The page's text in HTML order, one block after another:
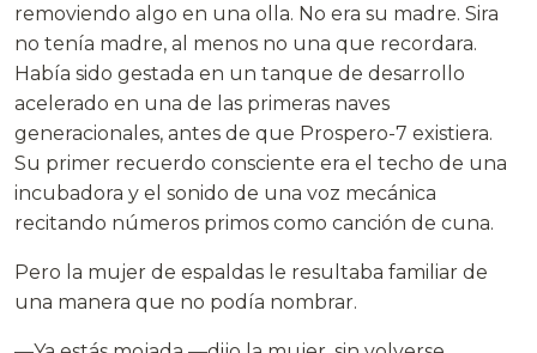
removiendo algo en una olla. No era su madre. Sira
no tenía madre, al menos no una que recordara.
Había sido gestada en un tanque de desarrollo
acelerado en una de las primeras naves
generacionales, antes de que Prospero-7 existiera.
Su primer recuerdo consciente era el techo de una
incubadora y el sonido de una voz mecánica
recitando números primos como canción de cuna.
Pero la mujer de espaldas le resultaba familiar de
una manera que no podía nombrar.